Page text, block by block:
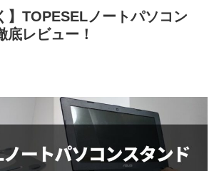
】TOPESELノートパソコン
底レビュー！